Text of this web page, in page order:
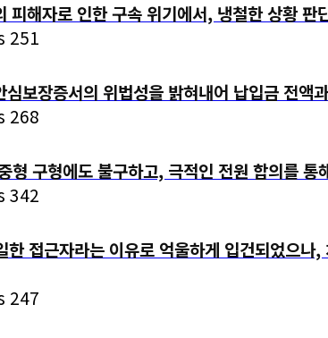
해자로 인한 구속 위기에서, 냉철한 상황 판
251
보장증서의 위법성을 밝혀내어 납입금 전액
268
구형에도 불구하고, 극적인 전원 합의를 통
342
접근자라는 이유로 억울하게 입건되었으나
247